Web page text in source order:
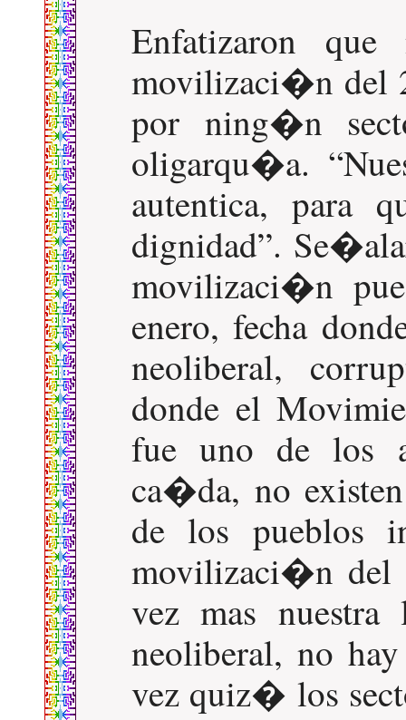
Enfatizaron
movilizaci�n del
por ning�n
oligarqu�a.
autentica, para
dignidad .
movilizaci�n
enero, fecha
neoliberal,
donde el
fue uno de los
ca�da, no
de los pueblos
movilizaci�n del
vez mas
neoliberal, no
vez quiz� los